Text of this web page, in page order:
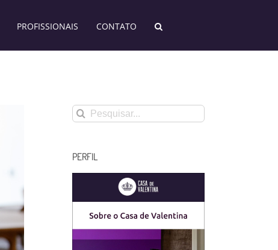
PROFISSIONAIS CONTATO
Buscar
resultados
PERFIL